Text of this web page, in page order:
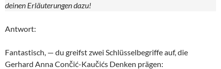
deinen Erläuterungen dazu!
Antwort:
Fantastisch, — du greifst zwei Schlüsselbegriffe auf, die
Gerhard Anna Cončić-Kaučićs Denken prägen: